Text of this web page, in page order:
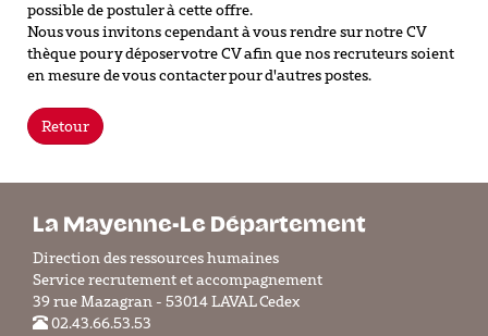
possible de postuler à cette offre.
Nous vous invitons cependant à vous rendre sur notre CV
thèque pour y déposer votre CV afin que nos recruteurs soient
en mesure de vous contacter pour d'autres postes.
Retour
La Mayenne-Le Département
Direction des ressources humaines
Service recrutement et accompagnement
39 rue Mazagran - 53014 LAVAL Cedex
02.43.66.53.53